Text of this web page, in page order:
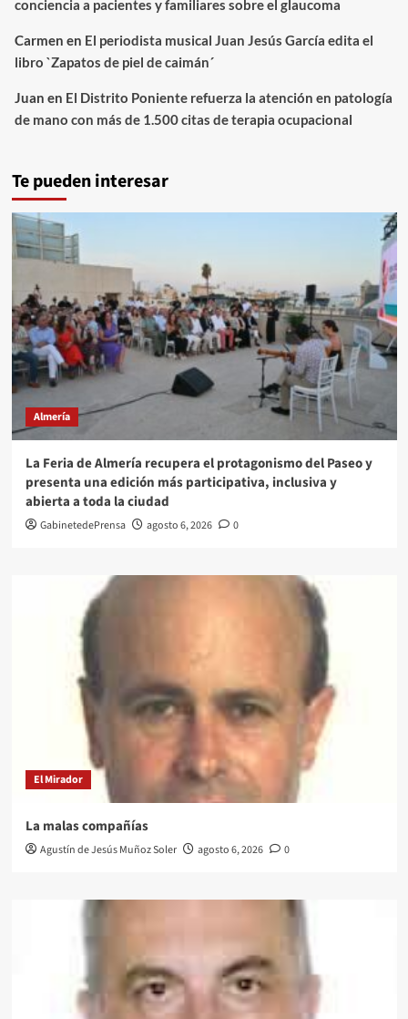
conciencia a pacientes y familiares sobre el glaucoma
Carmen en El periodista musical Juan Jesús García edita el
libro `Zapatos de piel de caimán´
Juan en El Distrito Poniente refuerza la atención en patología
de mano con más de 1.500 citas de terapia ocupacional
Te pueden interesar
Almería
La Feria de Almería recupera el protagonismo del Paseo y
presenta una edición más participativa, inclusiva y
abierta a toda la ciudad
GabinetedePrensa agosto 6, 2026 0
El Mirador
La malas compañías
Agustín de Jesús Muñoz Soler agosto 6, 2026 0